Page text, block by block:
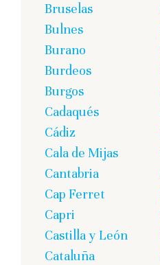
Bruselas
Bulnes
Burano
Burdeos
Burgos
Cadaqués
Cádiz
Cala de Mijas
Cantabria
Cap Ferret
Capri
Castilla y León
Cataluña